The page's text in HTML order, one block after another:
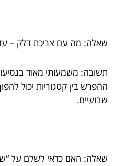
שאלה: מה עם צריכת דלק –
תשובה: משמעותי מאוד
ההפרש בין קטגוריות יכול
שבועיים.
שאלה: האם כדאי לשלם על